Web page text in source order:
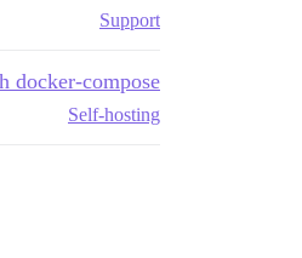
Support
docker-compose
Self-hosting